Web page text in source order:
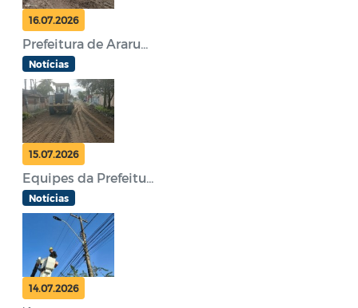
16.07.2026
Prefeitura de Araru...
Notícias
15.07.2026
Equipes da Prefeitu...
Notícias
14.07.2026